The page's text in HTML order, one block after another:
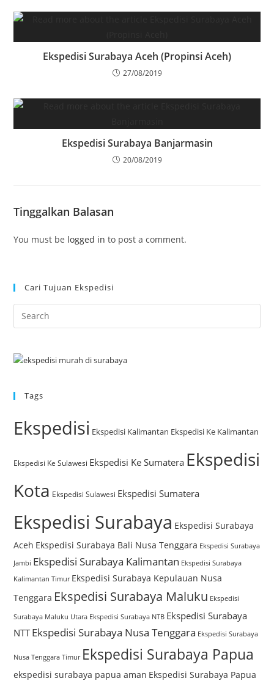
Ekspedisi Surabaya Aceh (Propinsi Aceh)
27/08/2019
Ekspedisi Surabaya Banjarmasin
20/08/2019
Tinggalkan Balasan
You must be logged in to post a comment.
Cari Tujuan Ekspedisi
Tags
Ekspedisi Ekspedisi Kalimantan Ekspedisi Ke Kalimantan
Ekspedisi Ke Sulawesi Ekspedisi Ke Sumatera Ekspedisi
Kota Ekspedisi Sulawesi Ekspedisi Sumatera
Ekspedisi Surabaya Ekspedisi Surabaya
Aceh Ekspedisi Surabaya Bali Nusa Tenggara Ekspedisi Surabaya
Jambi Ekspedisi Surabaya Kalimantan Ekspedisi Surabaya
Kalimantan Timur Ekspedisi Surabaya Kepulauan Nusa
Tenggara Ekspedisi Surabaya Maluku Ekspedisi
Surabaya Maluku Utara Ekspedisi Surabaya NTB Ekspedisi Surabaya
NTTEkspedisi Surabaya Nusa Tenggara Ekspedisi Surabaya
Nusa Tenggara Timur Ekspedisi Surabaya Papua
ekspedisi surabaya papua aman Ekspedisi Surabaya Papua